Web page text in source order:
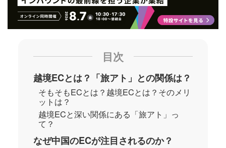
目次
越境ECとは？「旅アト」との関係は？
そもそもECとは？越境ECとは？そのメリ
ットは？
越境ECと深い関係にある「旅アト」っ
て？
なぜ中国のECが注目されるのか？